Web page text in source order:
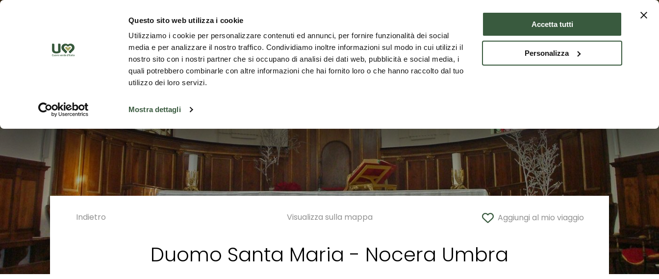
Questo sito web utilizza i cookie
Utilizziamo i cookie per personalizzare contenuti ed annunci, per fornire funzionalità dei social
media e per analizzare il nostro traffico. Condividiamo inoltre informazioni sul modo in cui utilizzi il
nostro sito con i nostri partner che si occupano di analisi dei dati web, pubblicità e social media, i
quali potrebbero combinarle con altre informazioni che hai fornito loro o che hanno raccolto dal tuo
utilizzo dei loro servizi.
Mostra dettagli
Accetta tutti
Personalizza
Scopri il territorio
Indietro Visualizza sulla mappa Aggiungi al mio viaggio
Duomo Santa Maria - Nocera Umbra